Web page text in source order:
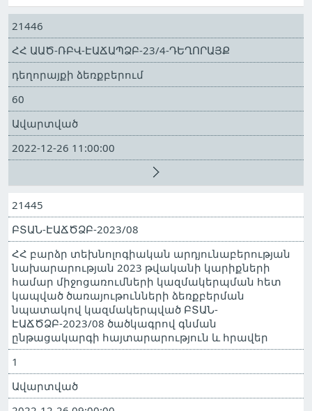
21446
ՀՀ ԱԱԾ-ՌԲՎ-ԷԱՃԱՊՁԲ-23/4-ԴԵՂՈՐԱՅՔ
դեղորայքի ձեռքբերում
60
Ավարտված
2022-12-26 11:00:00
21445
ԲՏԱՆ-ԷԱՃԾՁԲ-2023/08
ՀՀ բարձր տեխնոլոգիական արդյունաբերության
նախարարության 2023 թվականի կարիքների
համար միջոցառումների կազմակերպման հետ
կապված ծառայութունների ձեռքբերման
նպատակով կազմակերպված ԲՏԱՆ-
ԷԱՃԾՁԲ-2023/08 ծածկագրով գնման
ընթացակարգի հայտարարություն և հրավեր
1
Ավարտված